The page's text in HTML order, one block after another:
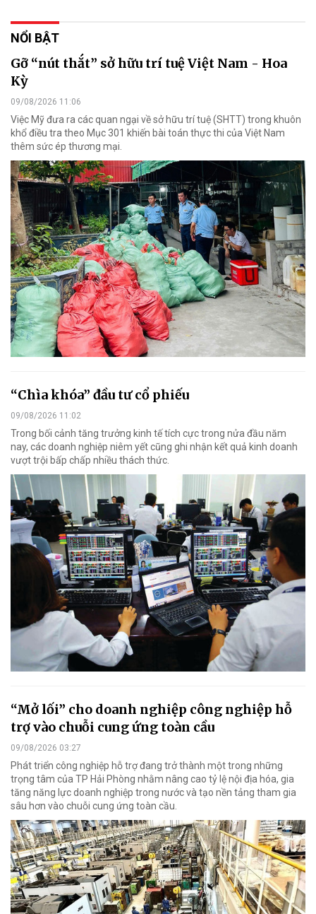
NỔI BẬT
Gỡ “nút thắt” sở hữu trí tuệ Việt Nam - Hoa
Kỳ
09/08/2026 11:06
Việc Mỹ đưa ra các quan ngại về sở hữu trí tuệ (SHTT) trong khuôn
khổ điều tra theo Mục 301 khiến bài toán thực thi của Việt Nam
thêm sức ép thương mại.
“Chìa khóa” đầu tư cổ phiếu
09/08/2026 11:02
Trong bối cảnh tăng trưởng kinh tế tích cực trong nửa đầu năm
nay, các doanh nghiệp niêm yết cũng ghi nhận kết quả kinh doanh
vượt trội bấp chấp nhiều thách thức.
“Mở lối” cho doanh nghiệp công nghiệp hỗ
trợ vào chuỗi cung ứng toàn cầu
09/08/2026 03:27
Phát triển công nghiệp hỗ trợ đang trở thành một trong những
trọng tâm của TP Hải Phòng nhằm nâng cao tỷ lệ nội địa hóa, gia
tăng năng lực doanh nghiệp trong nước và tạo nền tảng tham gia
sâu hơn vào chuỗi cung ứng toàn cầu.